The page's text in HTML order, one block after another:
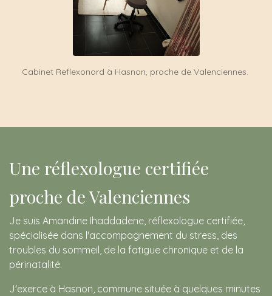
Cabinet Reflexonord à Hasnon, proche de Valenciennes.
Une réflexologue certifiée
proche de Valenciennes
Je suis Amandine Ihaddadene, réflexologue certifiée,
spécialisée dans l'accompagnement du stress, des
troubles du sommeil, de la fatigue chronique et de la
périnatalité.
J'exerce à Hasnon, commune située à quelques minutes